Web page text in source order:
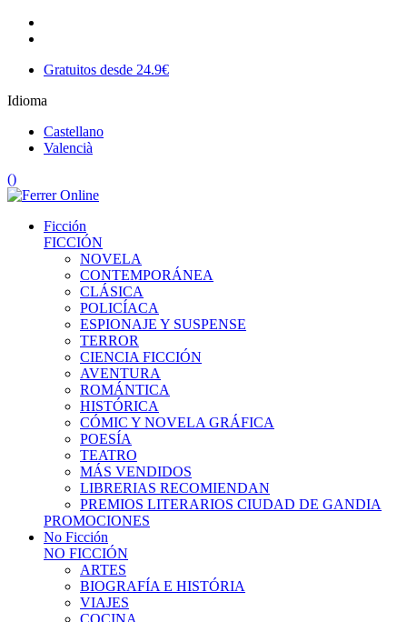
Gratuitos desde 24.9€
Idioma
Castellano
Valencià
()
Ficción
FICCIÓN
NOVELA
CONTEMPORÁNEA
CLÁSICA
POLICÍACA
ESPIONAJE Y SUSPENSE
TERROR
CIENCIA FICCIÓN
AVENTURA
ROMÁNTICA
HISTÓRICA
CÓMIC Y NOVELA GRÁFICA
POESÍA
TEATRO
MÁS VENDIDOS
LIBRERIAS RECOMIENDAN
PREMIOS LITERARIOS CIUDAD DE GANDIA
PROMOCIONES
No Ficción
NO FICCIÓN
ARTES
BIOGRAFÍA E HISTÓRIA
VIAJES
COCINA